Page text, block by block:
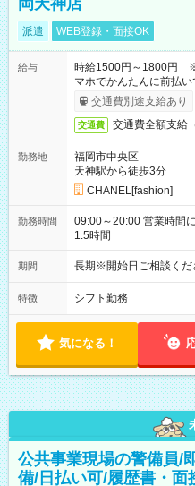
岡天神店
派遣 WEB登録・面接OK
給与
時給1500円～1800円 ※
マホでかんたんに前払
あり）交通費別途支給あり
交通費 交通費全額支給
勤務地
福岡市中央区
天神駅から徒歩3分
CHANEL[fashion]
勤務時間
09:00～20:00 営業時間に合わせたシフト制 実働7.5時間 休憩
1.5時間
期間 長期※開始日ご相談くだ
特徴 シフト勤務
気になる！
公共事業現場の警備員/
備/日払い可/履歴書・面